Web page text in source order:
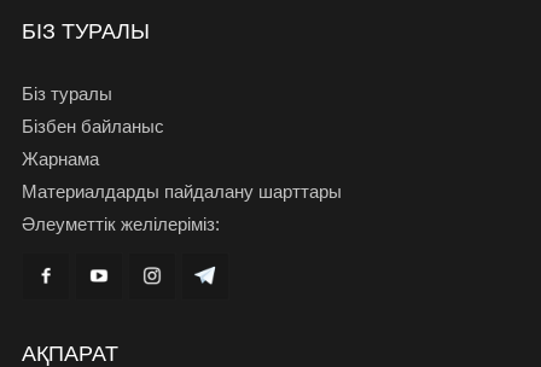
БІЗ ТУРАЛЫ
Біз туралы
Бізбен байланыс
Жарнама
Материалдарды пайдалану шарттары
Әлеуметтік желілеріміз:
АҚПАРАТ